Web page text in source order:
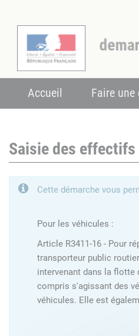
Accueil Faire une
Saisie des
Cette démarche vous
Pour les véhicules :
Article R3411-16 - Pour
transporteur public
intervenant dans la flotte
compris s'agissant des
véhicules. Elle est